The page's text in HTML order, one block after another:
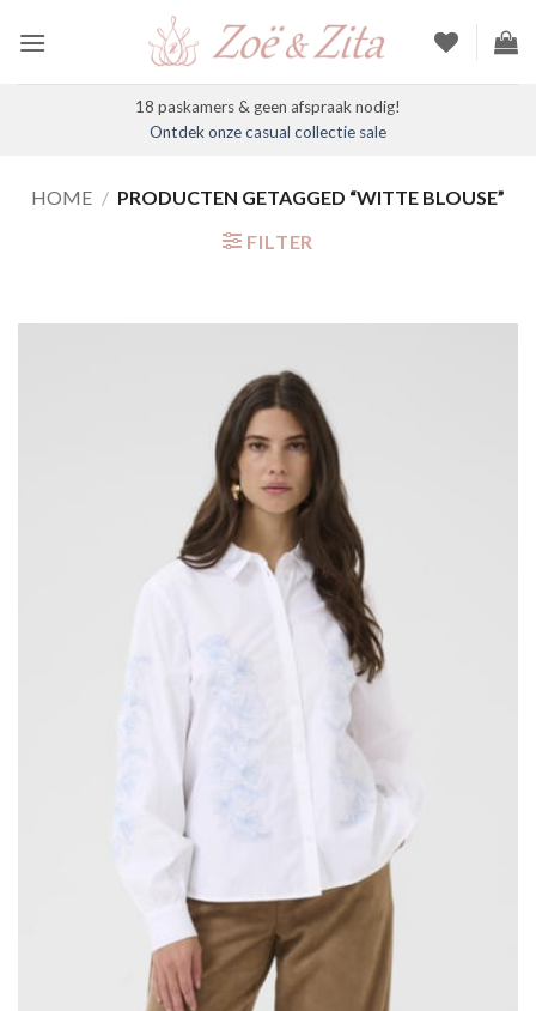
naar
18 paskamers & geen afspraak nodig!
Ontdek onze casual collectie sale
HOME / PRODUCTEN GETAGGED “WITTE BLOUSE”
FILTER